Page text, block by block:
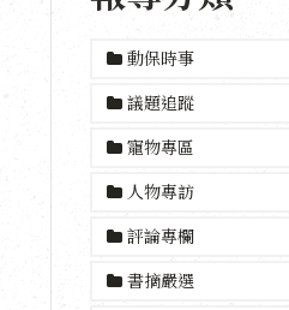
動保時事
議題追蹤
寵物專區
人物專訪
評論專欄
書摘嚴選